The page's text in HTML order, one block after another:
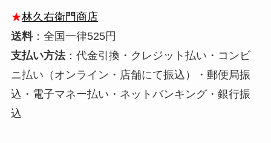
★林久右衛門商店
送料：全国一律525円
支払い方法：代金引換・クレジット払い・コンビ
ニ払い（オンライン・店舗にて振込）・郵便局振
込・電子マネー払い・ネットバンキング・銀行振
込